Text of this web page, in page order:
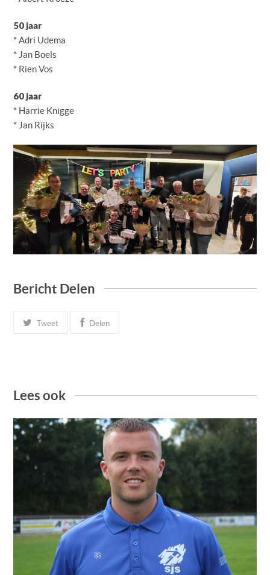
50 jaar
* Adri Udema
* Jan Boels
* Rien Vos
60 jaar
* Harrie Knigge
* Jan Rijks
Bericht Delen
Tweet Delen
Lees ook